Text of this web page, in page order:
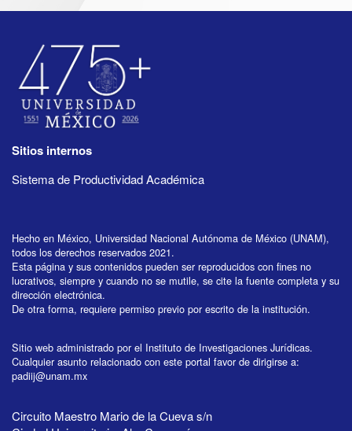
Sitios internos
Sistema de Productividad Académica
Hecho en México, Universidad Nacional Autónoma de México (UNAM),
todos los derechos reservados 2021.
Esta página y sus contenidos pueden ser reproducidos con fines no
lucrativos, siempre y cuando no se mutile, se cite la fuente completa y su
dirección electrónica.
De otra forma, requiere permiso previo por escrito de la institución.
Sitio web administrado por el Instituto de Investigaciones Jurídicas.
Cualquier asunto relacionado con este portal favor de dirigirse a:
padiij@unam.mx
Circuito Maestro Mario de la Cueva s/n